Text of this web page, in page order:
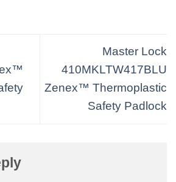
Master Lock
410MKLTW417BLU
Zenex™ Thermoplastic
Safety Padlock